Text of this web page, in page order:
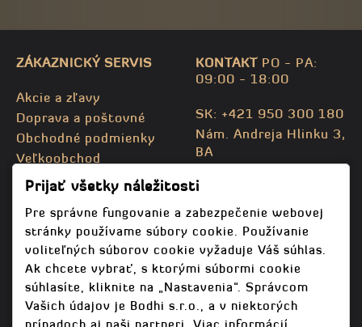
ZÁKAZNICKÝ SERVIS
Akcie a zľavy
Doprava a poštovné
Obchodné podmienky
Veľkoobchod
Kontaktujte nás
Mapa stránky
KONTAKTPO - PA:
09:00 - 18:00
SK: +421 950 300 180
Nám. Andreja Hlinku 3,
BA
info@bodhispa.sk
info@bodhi.cz
Prijať všetky náležitosti
Pre správne fungovanie a zabezpečenie webovej
stránky používame súbory cookie. Používanie
voliteľných súborov cookie vyžaduje Váš súhlas.
Ak chcete vybrať, s ktorými súbormi cookie
súhlasíte, kliknite na „Nastavenia“. Správcom
Vašich údajov je Bodhi s.r.o., a v niektorých